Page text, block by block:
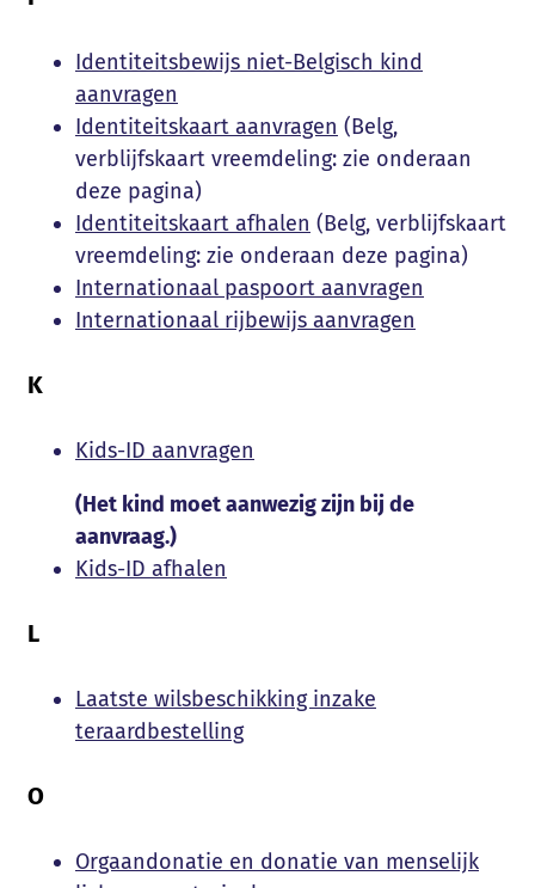
Identiteitsbewijs niet-Belgisch kind
aanvragen
Identiteitskaart aanvragen (Belg,
verblijfskaart vreemdeling: zie onderaan
deze pagina)
Identiteitskaart afhalen (Belg, verblijfskaart
vreemdeling: zie onderaan deze pagina)
Internationaal paspoort aanvragen
Internationaal rijbewijs aanvragen
K
Kids-ID aanvragen
(Het kind moet aanwezig zijn bij de
aanvraag.)
Kids-ID afhalen
L
Laatste wilsbeschikking inzake
teraardbestelling
O
Orgaandonatie en donatie van menselijk